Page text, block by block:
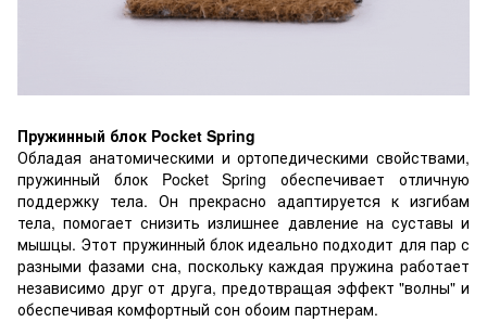
Пружинный блок Pocket Spring
Обладая анатомическими и ортопедическими свойствами,
пружинный блок Pocket Spring обеспечивает отличную
поддержку тела. Он прекрасно адаптируется к изгибам
тела, помогает снизить излишнее давление на суставы и
мышцы. Этот пружинный блок идеально подходит для пар с
разными фазами сна, поскольку каждая пружина работает
независимо друг от друга, предотвращая эффект "волны" и
обеспечивая комфортный сон обоим партнерам.